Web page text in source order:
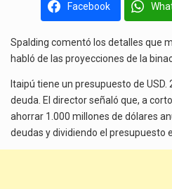
Facebook
Spalding comentó los detalles que
habló de las proyecciones de la
Itaipú tiene un presupuesto de
deuda. El director señaló que, a
ahorrar 1.000 millones de dólares
deudas y dividiendo el presupuesto